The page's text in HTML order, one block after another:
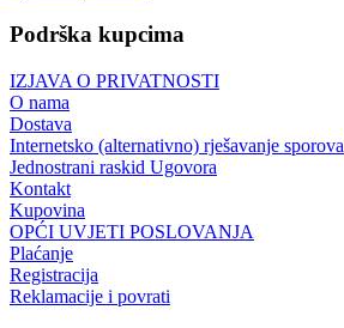
Podrška kupcima
IZJAVA O PRIVATNOSTI
O nama
Dostava
Internetsko (alternativno) rješavanje sporova
Jednostrani raskid Ugovora
Kontakt
Kupovina
OPĆI UVJETI POSLOVANJA
Plaćanje
Registracija
Reklamacije i povrati